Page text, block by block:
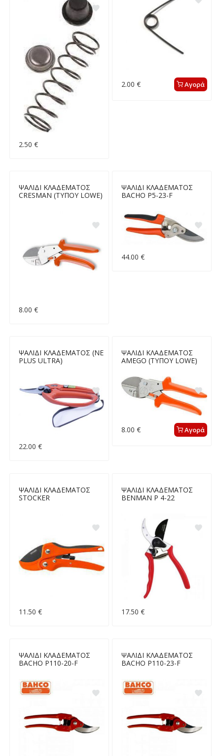
2.50 €
2.00 € Αγορά
ΨΑΛΙΔΙ ΚΛΑΔΕΜΑΤΟΣ
CRESMAN (ΤΥΠΟΥ LOWE)
8.00 €
ΨΑΛΙΔΙ ΚΛΑΔΕΜΑΤΟΣ
BACHO P5-23-F
44.00 €
ΨΑΛΙΔΙ ΚΛΑΔΕΜΑΤΟΣ (NE
PLUS ULTRA)
22.00 €
ΨΑΛΙΔΙ ΚΛΑΔΕΜΑΤΟΣ
AMEGO (ΤΥΠΟΥ LOWE)
8.00 € Αγορά
ΨΑΛΙΔΙ ΚΛΑΔΕΜΑΤΟΣ
STOCKER
11.50 €
ΨΑΛΙΔΙ ΚΛΑΔΕΜΑΤΟΣ
ΒΕΝΜΑΝ P 4-22
17.50 €
ΨΑΛΙΔΙ ΚΛΑΔΕΜΑΤΟΣ
BACHO P110-20-F
ΨΑΛΙΔΙ ΚΛΑΔΕΜΑΤΟΣ
BACHO P110-23-F